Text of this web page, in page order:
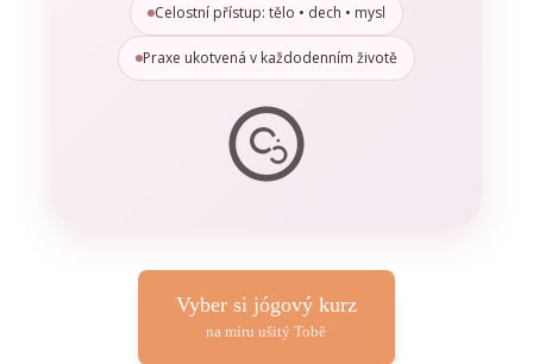
Celostní přístup: tělo • dech • mysl
Praxe ukotvená v každodenním životě
Vyber si jógový kurz
na míru ušitý Tobě